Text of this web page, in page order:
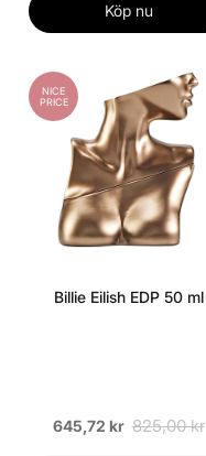
Köp nu
NICE
PRICE
Billie Eilish EDP 50 ml
645,72 kr 825,00 kr